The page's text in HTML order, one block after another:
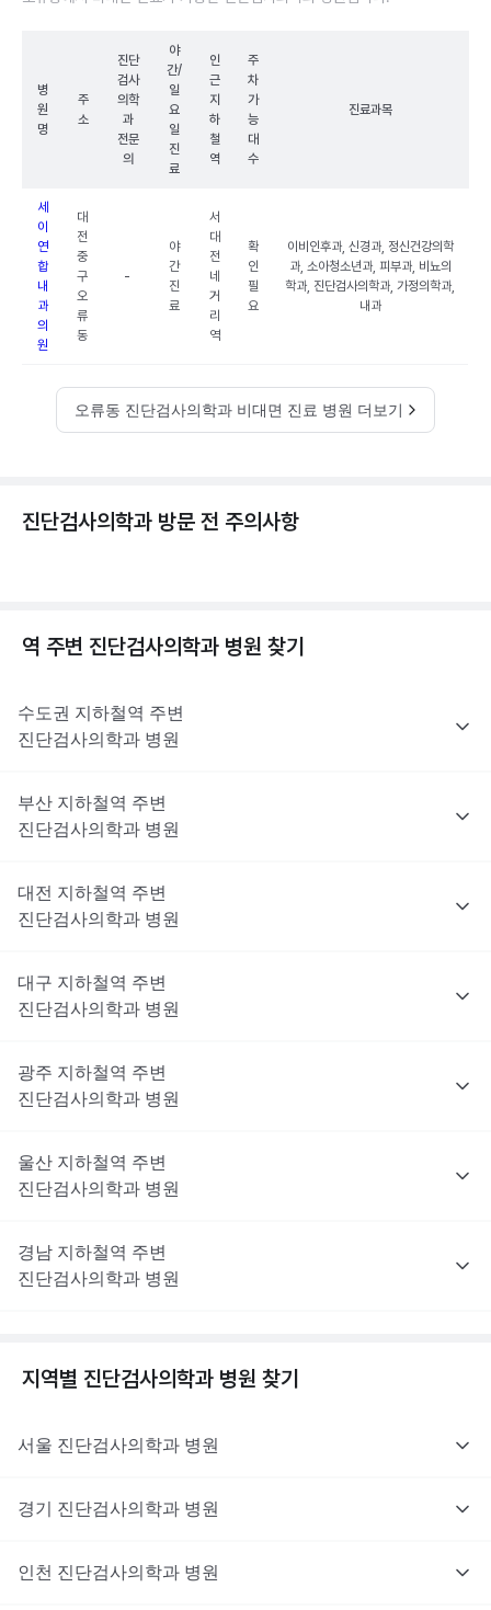
병
원
명
주
소
진단
검사
의학
과
전문
의
야
간/
일
요
일
진
료
인
근
지
하
철
역
주
차
가
능
대
수
진료과목
세
이
연
합
내
과
의
원
대
전
중
구
오
류
동
-
야
간
진
료
서
대
전
네
거
리
역
확
인
필
요
이비인후과, 신경과, 정신건강의학
과, 소아청소년과, 피부과, 비뇨의
학과, 진단검사의학과, 가정의학과,
내과
오류동 진단검사의학과 비대면 진료 병원 더보기
진단검사의학과 방문 전 주의사항
역 주변 진단검사의학과 병원 찾기
수도권 지하철역 주변
진단검사의학과 병원
부산 지하철역 주변
진단검사의학과 병원
대전 지하철역 주변
진단검사의학과 병원
대구 지하철역 주변
진단검사의학과 병원
광주 지하철역 주변
진단검사의학과 병원
울산 지하철역 주변
진단검사의학과 병원
경남 지하철역 주변
진단검사의학과 병원
지역별 진단검사의학과 병원 찾기
서울 진단검사의학과 병원
경기 진단검사의학과 병원
인천 진단검사의학과 병원